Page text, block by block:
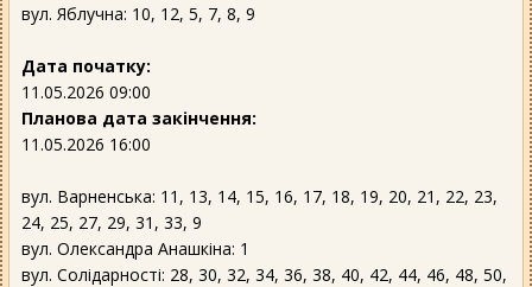
вул. Яблучна: 10, 12, 5, 7, 8, 9
Дата початку:
11.05.2026 09:00
Планова дата закінчення:
11.05.2026 16:00
вул. Варненська: 11, 13, 14, 15, 16, 17, 18, 19, 20, 21, 22, 23,
24, 25, 27, 29, 31, 33, 9
вул. Олександра Анашкіна: 1
вул. Солідарності: 28, 30, 32, 34, 36, 38, 40, 42, 44, 46, 48, 50,